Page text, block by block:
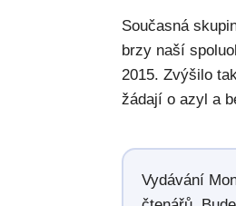
Současná
brzy naší
2015. Zvýšilo
žádají o azyl a
Vydávání